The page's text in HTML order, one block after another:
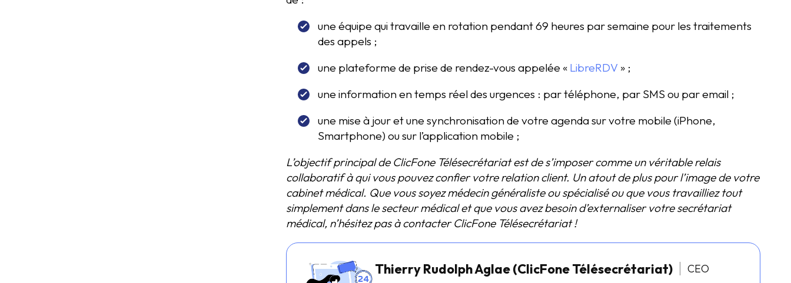
une équipe qui travaille en rotation pendant 69 heures par semaine pour les traitements
des appels ;
une plateforme de prise de rendez-vous appelée « LibreRDV » ;
une information en temps réel des urgences : par téléphone, par SMS ou par email ;
une mise à jour et une synchronisation de votre agenda sur votre mobile (iPhone,
Smartphone) ou sur l’application mobile ;
L’objectif principal de ClicFone Télésecrétariat est de s’imposer comme un véritable relais
collaboratif à qui vous pouvez confier votre relation client. Un atout de plus pour l’image de votre
cabinet médical. Que vous soyez médecin généraliste ou spécialisé ou que vous travailliez tout
simplement dans le secteur médical et que vous avez besoin d’externaliser votre secrétariat
médical, n’hésitez pas à contacter ClicFone Télésecrétariat !
Thierry Rudolph Aglae (ClicFone Télésecrétariat)
CEO